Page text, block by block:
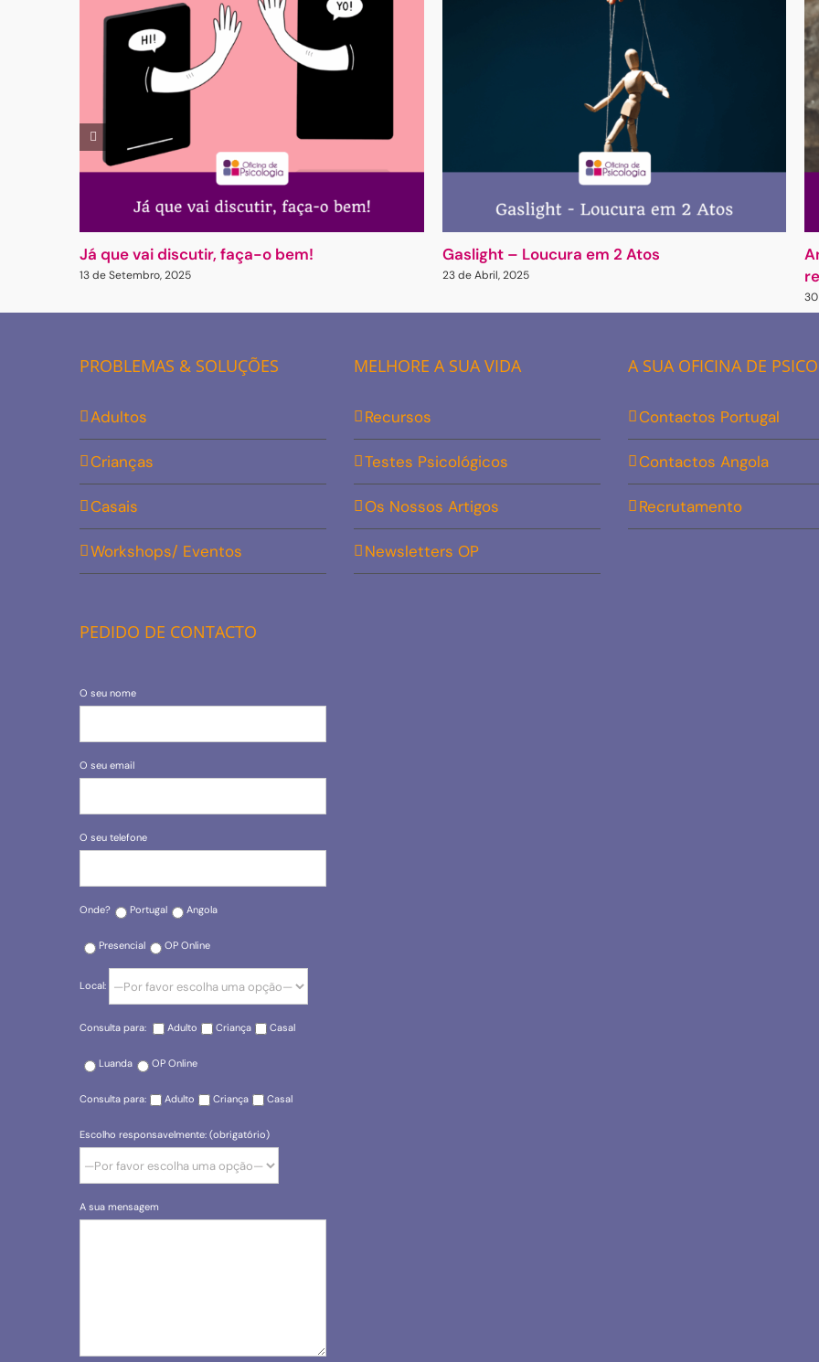
Já que vai discutir, faça-o bem!
13 de Setembro, 2025
Gaslight – Loucura em 2 Atos
23 de Abril, 2025
PROBLEMAS & SOLUÇÕES
Adultos
Crianças
Casais
Workshops/ Eventos
PEDIDO DE CONTACTO
O seu nome
O seu email
O seu telefone
Onde? Portugal Angola
Presencial OP Online
Local:
Consulta para: Adulto Criança Casal
Luanda OP Online
Consulta para: Adulto Criança Casal
Escolho responsavelmente: (obrigatório)
A sua mensagem
MELHORE A SUA VIDA
Recursos
Testes Psicológicos
Os Nossos Artigos
Newsletters OP
A SUA OFICINA DE
Contactos Portugal
Contactos Angola
Recrutamento